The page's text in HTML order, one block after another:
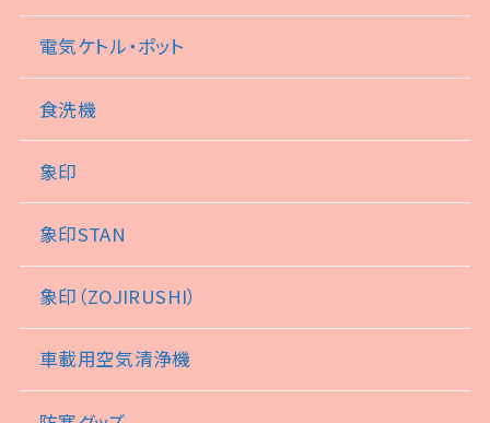
電気ケトル・ポット
食洗機
象印
象印STAN
象印（ZOJIRUSHI）
車載用空気清浄機